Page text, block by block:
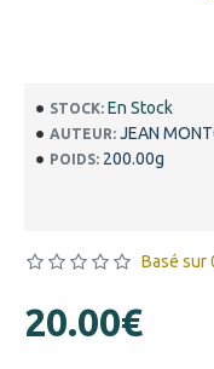
STOCK: En Stock
AUTEUR: JEAN
POIDS: 200.00g
Basé sur
20.00€